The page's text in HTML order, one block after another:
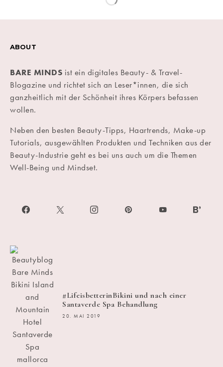
ABOUT
BARE MINDS ist ein digitales Beauty- & Travel-
Blogazine und richtet sich an Leser*innen, die sich
ganzheitlich mit der Schönheit ihres Körpers befassen
wollen.
Neben den besten Beauty-Tipps, Haartrends, Make-up
Tutorials, ausgewählten Produkten und Techniken aus der
Beauty-Industrie geht es bei uns auch um die Themen
Well-Being und Mindset.
#LifeisbetterinBikini und nach einer
Santaverde Spa Behandlung
20. MAI 2019